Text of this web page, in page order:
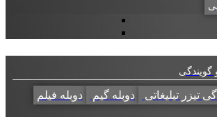
گویندگی
تیزر تبلیغاتی دوبله گیم دوبله فیلم